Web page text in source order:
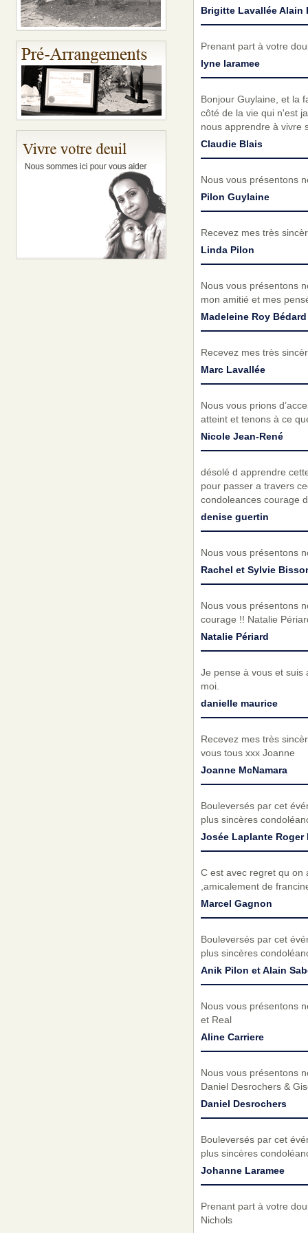
Brigitte Lavallée Alain
Prenant part à votre
lyne laramee
Bonjour Guylaine, et la
côté de la vie qui n'est
nous apprendre à vivre
Claudie Blais
Nous vous présentons
Pilon Guylaine
Recevez mes très
Linda Pilon
Nous vous présentons
mon amitié et mes
Madeleine Roy Bédard
Recevez mes très
Marc Lavallée
Nous vous prions
atteint et tenons à ce
Nicole Jean-René
désolé d apprendre
pour passer a travers
condoleances courage
denise guertin
Nous vous présentons
Rachel et Sylvie
Nous vous présentons
courage !! Natalie
Natalie Périard
Je pense à vous et suis
moi.
danielle maurice
Recevez mes très
vous tous xxx Joanne
Joanne McNamara
Bouleversés par cet
plus sincères
Josée Laplante Roger
C est avec regret qu on
,amicalement de
Marcel Gagnon
Bouleversés par cet
plus sincères
Anik Pilon et Alain
Nous vous présentons
et Real
Aline Carriere
Nous vous présentons
Daniel Desrochers &
Daniel Desrochers
Bouleversés par cet
plus sincères
Johanne Laramee
Prenant part à votre
Nichols